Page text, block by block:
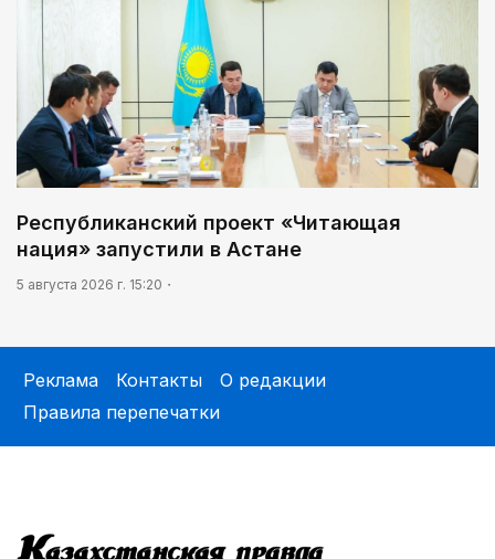
Республиканский проект «Читающая
нация» запустили в Астане
5 августа 2026 г. 15:20
Реклама Контакты
О редакции
Правила перепечатки